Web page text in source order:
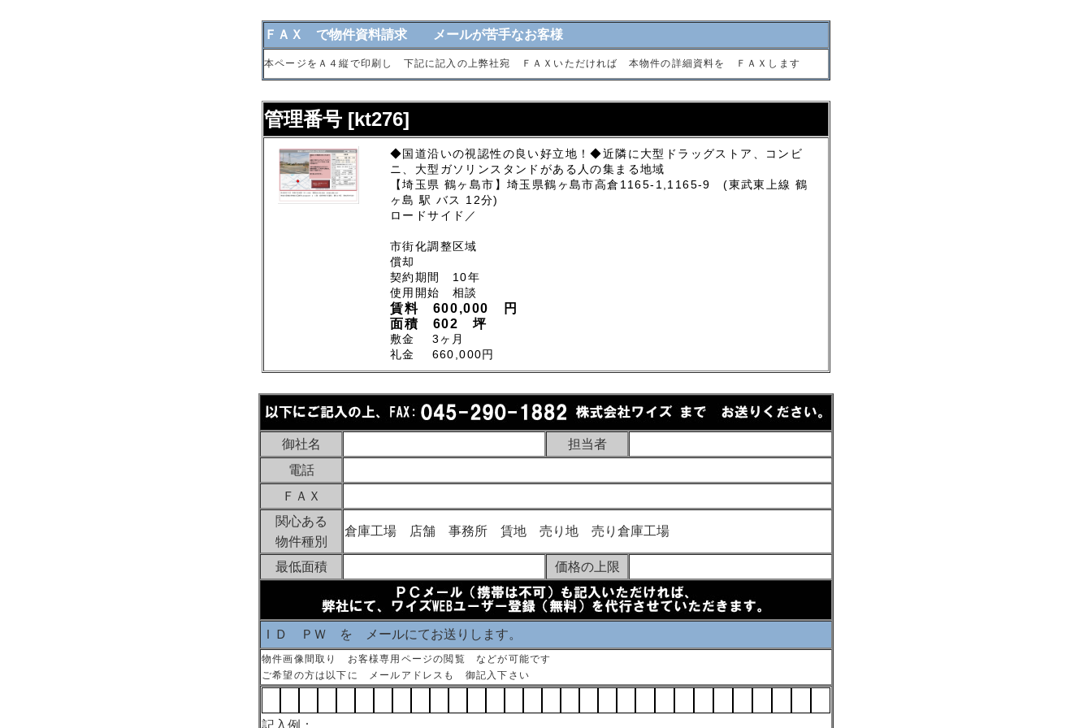
ＦＡＸ で物件資料請求 メールが苦手なお客様
本ページをＡ４縦で印刷し 下記に記入の上弊社宛 ＦＡＸいただければ 本物件の詳細資料を ＦＡＸします
管理番号 [kt276]
◆国道沿いの視認性の良い好立地！◆近隣に大型ドラッグストア、コンビ
ニ、大型ガソリンスタンドがある人の集まる地域
【埼玉県 鶴ヶ島市】埼玉県鶴ヶ島市高倉1165-1,1165-9 (東武東上線 鶴
ヶ島 駅 バス 12分)
ロードサイド／
市街化調整区域
償却
契約期間 10年
使用開始 相談
賃料 600,000 円
面積 602 坪
敷金 3ヶ月
礼金 660,000円
御社名
担当者
電話
ＦＡＸ
関心ある
物件種別
倉庫工場 店舗 事務所 賃地 売り地 売り倉庫工場
最低面積 価格の上限
ＩＤ ＰＷ を メールにてお送りします。
物件画像間取り お客様専用ページの閲覧 などが可能です
ご希望の方は以下に メールアドレスも 御記入下さい
記入例：